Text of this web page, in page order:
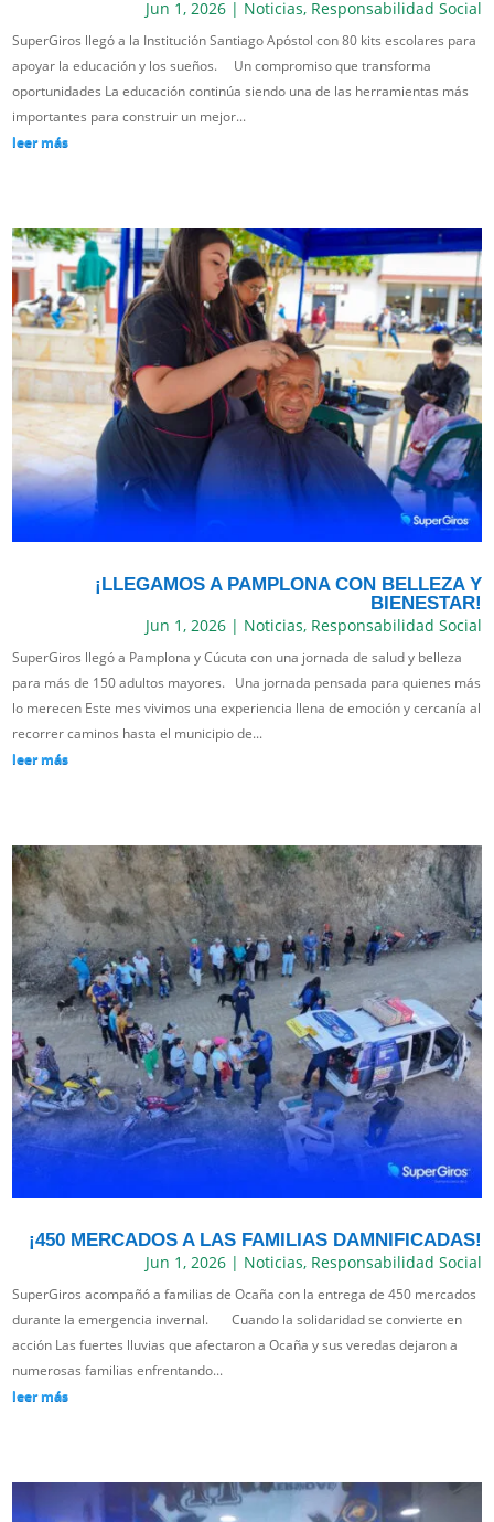
Jun 1, 2026| Noticias, Responsabilidad Social
SuperGiros llegó a la Institución Santiago Apóstol con 80 kits escolares para
apoyar la educación y los sueños. Un compromiso que transforma
oportunidades La educación continúa siendo una de las herramientas más
importantes para construir un mejor...
leer más
¡LLEGAMOS A PAMPLONA CON BELLEZA Y
BIENESTAR!
Jun 1, 2026| Noticias, Responsabilidad Social
SuperGiros llegó a Pamplona y Cúcuta con una jornada de salud y belleza
para más de 150 adultos mayores. Una jornada pensada para quienes más
lo merecen Este mes vivimos una experiencia llena de emoción y cercanía al
recorrer caminos hasta el municipio de...
leer más
¡450 MERCADOS A LAS FAMILIAS DAMNIFICADAS!
Jun 1, 2026| Noticias, Responsabilidad Social
SuperGiros acompañó a familias de Ocaña con la entrega de 450 mercados
durante la emergencia invernal. Cuando la solidaridad se convierte en
acción Las fuertes lluvias que afectaron a Ocaña y sus veredas dejaron a
numerosas familias enfrentando...
leer más